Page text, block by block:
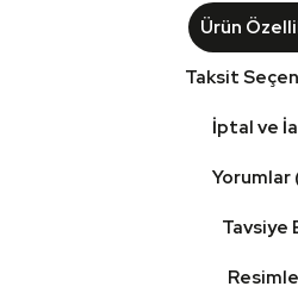
Ürün
Taksit
İptal ve
Yorumlar
Tavsiye